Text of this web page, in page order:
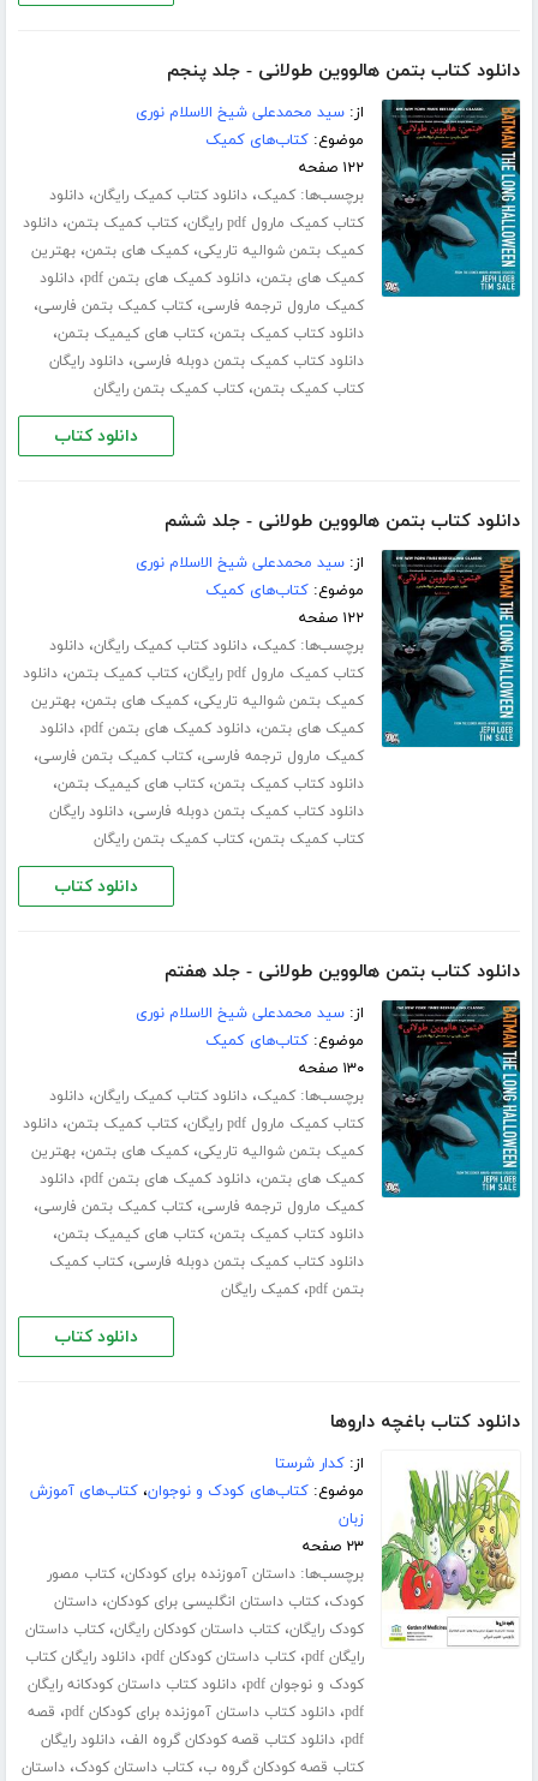
دانلود کتاب بتمن هالووین طولانی - جلد پنجم
از:سید محمدعلی شیخ الاسلام نوری
موضوع:کتاب‌های کمیک
۱۲۲ صفحه
برچسب‌ها:کمیک،دانلود کتاب کمیک رایگان،دانلود
کتاب کمیک مارول pdf رایگان
،کتاب کمیک بتمن،دانلود
کمیک بتمن شوالیه تاریکی،کمیک های بتمن،بهترین
کمیک های بتمن،دانلود کمیک های بتمن pdf ،دانلود
کمیک مارول ترجمه فارسی،کتاب کمیک بتمن فارسی،
دانلود کتاب کمیک بتمن،کتاب های کیمیک بتمن،
دانلود کتاب کمیک بتمن دوبله فارسی،دانلود رایگان
کتاب کمیک بتمن،کتاب کمیک بتمن رایگان
دانلود کتاب
دانلود کتاب بتمن هالووین طولانی - جلد ششم
از:سید محمدعلی شیخ الاسلام نوری
موضوع:کتاب‌های کمیک
۱۲۲ صفحه
برچسب‌ها:کمیک،دانلود کتاب کمیک رایگان،دانلود
کتاب کمیک مارول pdf رایگان
،کتاب کمیک بتمن،دانلود
کمیک بتمن شوالیه تاریکی،کمیک های بتمن،بهترین
کمیک های بتمن،دانلود کمیک های بتمن pdf ،دانلود
کمیک مارول ترجمه فارسی،کتاب کمیک بتمن فارسی،
دانلود کتاب کمیک بتمن،کتاب های کیمیک بتمن،
دانلود کتاب کمیک بتمن دوبله فارسی،دانلود رایگان
کتاب کمیک بتمن،کتاب کمیک بتمن رایگان
دانلود کتاب
دانلود کتاب بتمن هالووین طولانی - جلد هفتم
از:سید محمدعلی شیخ الاسلام نوری
موضوع:کتاب‌های کمیک
۱۳۰ صفحه
برچسب‌ها:کمیک،دانلود کتاب کمیک رایگان،دانلود
کتاب کمیک مارول pdf رایگان
،کتاب کمیک بتمن،دانلود
کمیک بتمن شوالیه تاریکی،کمیک های بتمن،بهترین
کمیک های بتمن،دانلود کمیک های بتمن pdf ،دانلود
کمیک مارول ترجمه فارسی،کتاب کمیک بتمن فارسی،
دانلود کتاب کمیک بتمن،کتاب های کیمیک بتمن،
دانلود کتاب کمیک بتمن دوبله فارسی،کتاب کمیک
بتمن pdf
،کمیک رایگان
دانلود کتاب
دانلود کتاب باغچه داروها
از:کدار شرستا
موضوع:کتاب‌های کودک و نوجوان،کتاب‌های آموزش
زبان
۲۳ صفحه
برچسب‌ها:داستان آموزنده برای کودکان،کتاب مصور
کودک،کتاب داستان انگلیسی برای کودکان،داستان
کودک رایگان،کتاب داستان کودکان رایگان،کتاب داستان
رایگان pdf
،کتاب داستان کودکان pdf ،دانلود رایگان کتاب
کودک و نوجوان pdf
،دانلود کتاب داستان کودکانه رایگان
pdf،دانلود کتاب داستان آموزنده برای کودکان pdf ، قصه
pdf،دانلود کتاب قصه کودکان گروه الف،دانلود رایگان
کتاب قصه کودکان گروه ب،کتاب داستان کودک،داستان